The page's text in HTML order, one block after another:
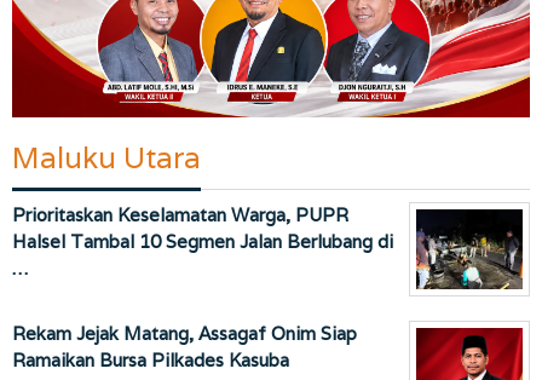
Maluku Utara
Prioritaskan Keselamatan Warga, PUPR
Halsel Tambal 10 Segmen Jalan Berlubang di
…
Rekam Jejak Matang, Assagaf Onim Siap
Ramaikan Bursa Pilkades Kasuba